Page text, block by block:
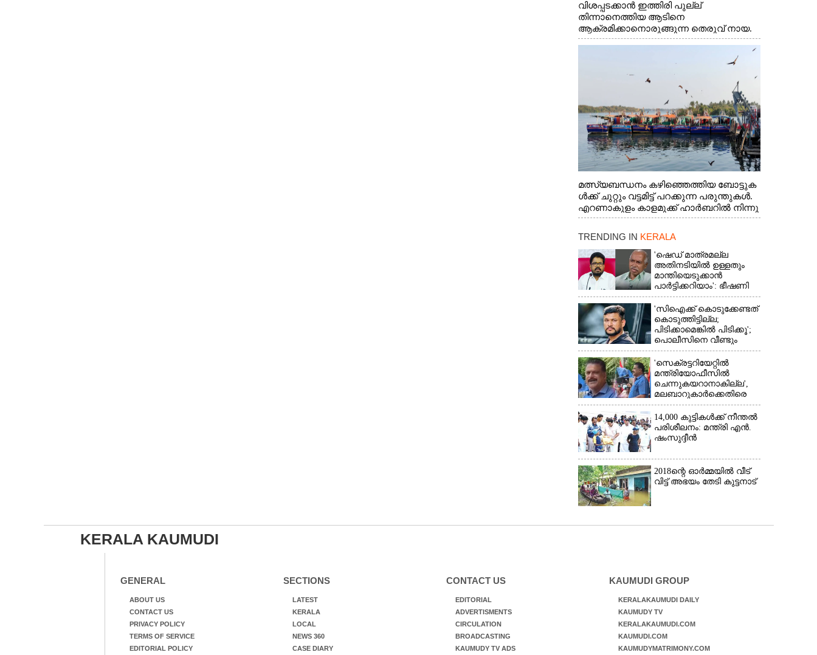
വിശപ്പടക്കാൻ ഇത്തിരി പുല്ല്
തിന്നാനെത്തിയ ആടിനെ
ആക്രമിക്കാനൊരുങ്ങുന്ന തെരുവ് നായ.
എറണാകുളം വാത്തുരുത്തിയിൽ നിന്നുള്ള
മത്സ്യബന്ധനം കഴിഞ്ഞെത്തിയ ബോട്ടുക
ൾക്ക് ചുറ്റും വട്ടമിട്ട് പറക്കുന്ന പരുന്തുകൾ.
എറണാകുളം കാളമുക്ക് ഹാർബറിൽ നിന്നു
ള്ള കാഴ്ച
TRENDING IN KERALA
'ഷെഡ് മാത്രമല്ല
അതിനടിയിൽ ഉള്ളതും
മാന്തിയെടുക്കാൻ
പാർട്ടിക്കറിയാം': ഭീഷണി
പ്രസംഗവുമായി കെ കെ
രാഗേഷ്
'സിഐക്ക് കൊടുക്കേണ്ടത്
കൊടുത്തിട്ടില്ല;
പിടിക്കാമെങ്കിൽ പിടിക്കൂ';
പൊലീസിനെ വീണ്ടും
വെല്ലുവിളിച്ച് അർജുൻ
ആയങ്കി
'സെക്രട്ടറിയേറ്റിൽ
മന്ത്രിയോഫീസിൽ
ചെന്നുകയറാനാകില്ല',
മലബാറുകാർക്കെതിരെ
അധിക്ഷേപ
പരാമർശവുമായി സിപിഎം
നേതാവ്‌
14,000 കുട്ടികൾക്ക് നീന്തൽ
പരിശീലനം: മന്ത്രി എൻ.
ഷംസുദ്ദീൻ
2018ന്റെ ഓർമ്മയിൽ വീട്
വിട്ട് അഭയം തേടി കുട്ടനാട്
KERALA KAUMUDI
GENERAL
ABOUT US
CONTACT US
PRIVACY POLICY
TERMS OF SERVICE
EDITORIAL POLICY
SECTIONS
LATEST
KERALA
LOCAL
NEWS 360
CASE DIARY
CONTACT US
EDITORIAL
ADVERTISMENTS
CIRCULATION
BROADCASTING
KAUMUDY TV ADS
KAUMUDI GROUP
KERALAKAUMUDI DAILY
KAUMUDY TV
KERALAKAUMUDI.COM
KAUMUDI.COM
KAUMUDYMATRIMONY.COM